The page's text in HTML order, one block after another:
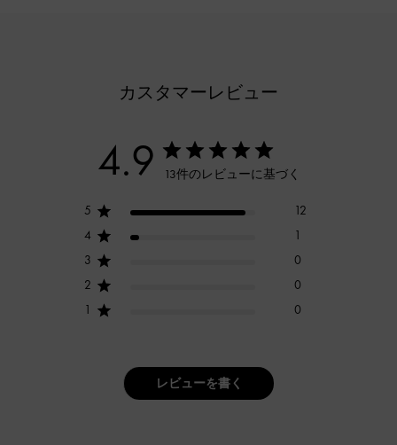
カスタマーレビュー
4.9 13件のレビューに基づく
5
12
4
1
3
0
2
0
1
0
レビューを書く